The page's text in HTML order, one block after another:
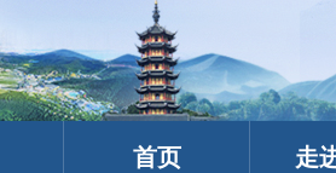
首页 走